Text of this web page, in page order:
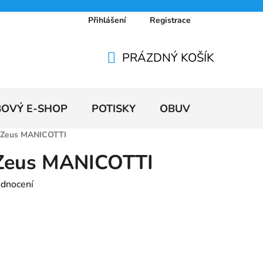
Doprava a platby Ceníky
Přihlášení Registrace
KOŠÍK
PRÁZDNÝ KOŠÍK
E-SHOP POTISKY OBUV
MANICOTTI
MANICOTTI